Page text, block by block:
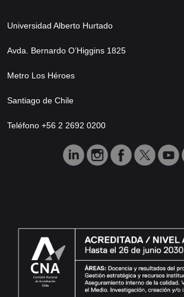
Universidad Alberto Hurtado
Avda. Bernardo O’Higgins 1825
Metro Los Héroes
Santiago de Chile
Teléfono +56 2 2692 0200